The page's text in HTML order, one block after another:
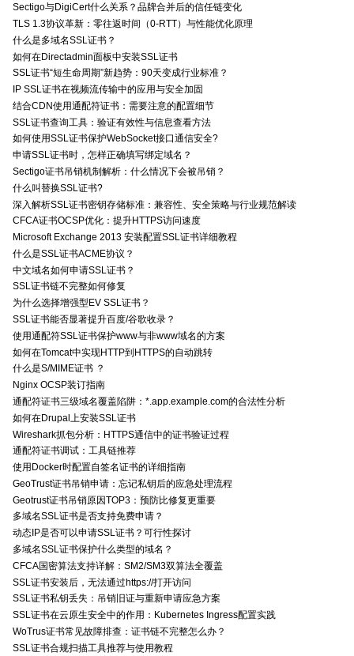
Sectigo与DigiCert什么关系？品牌合并后的信任链变化
TLS 1.3协议革新：零往返时间（0-RTT）与性能优化原理
什么是多域名SSL证书？
如何在Directadmin面板中安装SSL证书
SSL证书“短生命周期”新趋势：90天变成行业标准？
IP SSL证书在视频流传输中的应用与安全加固
结合CDN使用通配符证书：需要注意的配置细节
SSL证书查询工具：验证有效性与信息查看方法
如何使用SSL证书保护WebSocket接口通信安全?
申请SSL证书时，怎样正确填写绑定域名？
Sectigo证书吊销机制解析：什么情况下会被吊销？
什么叫替换SSL证书?
深入解析SSL证书密钥存储标准：兼容性、安全策略与行业规范解读
CFCA证书OCSP优化：提升HTTPS访问速度
Microsoft Exchange 2013 安装配置SSL证书详细教程
什么是SSL证书ACME协议？
中文域名如何申请SSL证书？
SSL证书链不完整如何修复
为什么选择增强型EV SSL证书？
SSL证书能否显著提升百度/谷歌收录？
使用通配符SSL证书保护www与非www域名的方案
如何在Tomcat中实现HTTP到HTTPS的自动跳转
什么是S/MIME证书 ？
Nginx OCSP装订指南
通配符证书三级域名覆盖陷阱：*.app.example.com的合法性分析
如何在Drupal上安装SSL证书
Wireshark抓包分析：HTTPS通信中的证书验证过程
通配符证书调试：工具链推荐
使用Docker时配置自签名证书的详细指南
GeoTrust证书吊销申请：忘记私钥后的应急处理流程
Geotrust证书吊销原因TOP3：预防比修复更重要
多域名SSL证书是否支持免费申请？
动态IP是否可以申请SSL证书？可行性探讨
多域名SSL证书保护什么类型的域名？
CFCA国密算法支持详解：SM2/SM3双算法全覆盖
SSL证书安装后，无法通过https://打开访问
SSL证书私钥丢失：吊销旧证与重新申请应急方案
SSL证书在云原生安全中的作用：Kubernetes Ingress配置实践
WoTrus证书常见故障排查：证书链不完整怎么办？
SSL证书合规扫描工具推荐与使用教程